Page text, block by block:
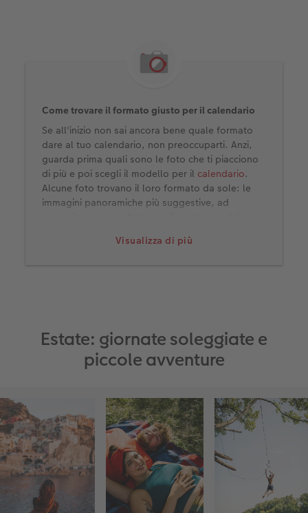
Visualizza di più
Come trovare il formato giusto per il calendario
Se all'inizio non sai ancora bene quale formato
dare al tuo calendario, non preoccuparti. Anzi,
guarda prima quali sono le foto che ti piacciono
di più e poi scegli il modello per il calendario.
Alcune foto trovano il loro formato da sole: le
immagini panoramiche più suggestive, ad
immagini, in modo che l'effetto dei singoli
soggetti non vada perso.
Conclusione: sono le tue foto a plasmare
Estate: giornate soleggiate e
piccole avventure